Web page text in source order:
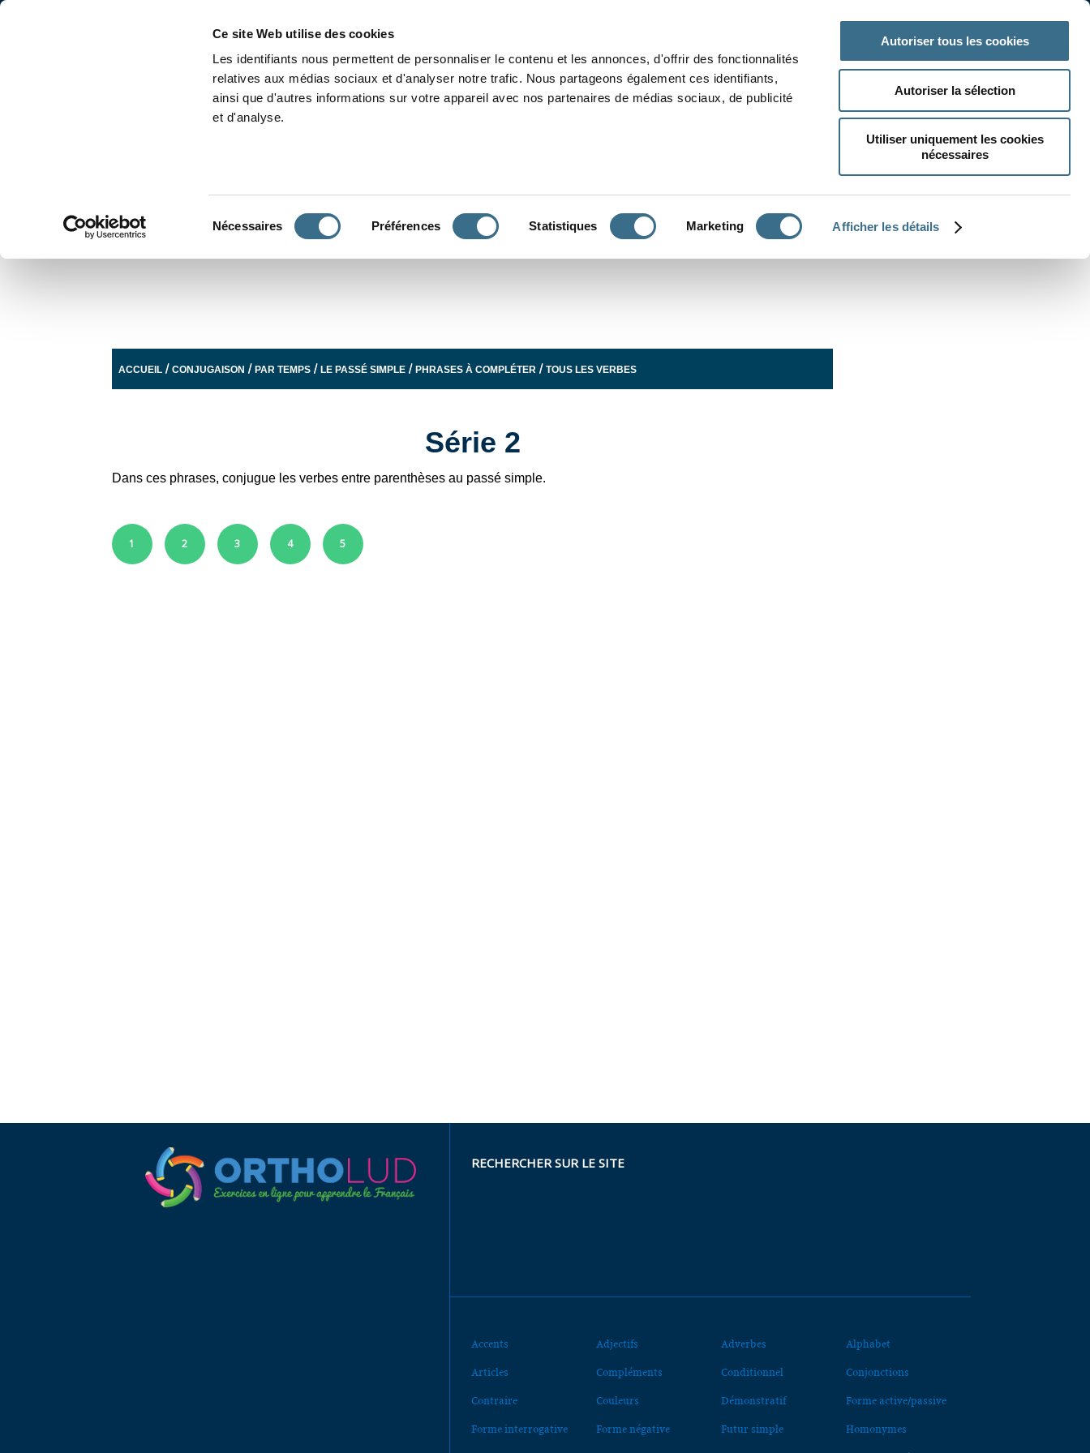
Ce site Web utilise des cookies
Les identifiants nous permettent de personnaliser le contenu et les annonces, d'offrir des fonctionnalités
relatives aux médias sociaux et d'analyser notre trafic. Nous partageons également ces identifiants,
ainsi que d'autres informations sur votre appareil avec nos partenaires de médias sociaux, de publicité
et d'analyse.
Nécessaires Préférences Statistiques Marketing Afficher les détails
Autoriser tous les cookies
Autoriser la sélection
Utiliser uniquement les cookies
nécessaires
ACCUEIL /CONJUGAISON /PAR TEMPS /LE PASSÉ SIMPLE /PHRASES À COMPLÉTER /TOUS LES VERBES
Série 2
Dans ces phrases, conjugue les verbes entre parenthèses au passé simple.
1 2 3 4 5
RECHERCHER SUR LE SITE
Accents Adjectifs Adverbes Alphabet
Articles Compléments Conditionnel Conjonctions
Contraire Couleurs Démonstratif Forme active/passive
Forme interrogative Forme négative Futur simple Homonymes